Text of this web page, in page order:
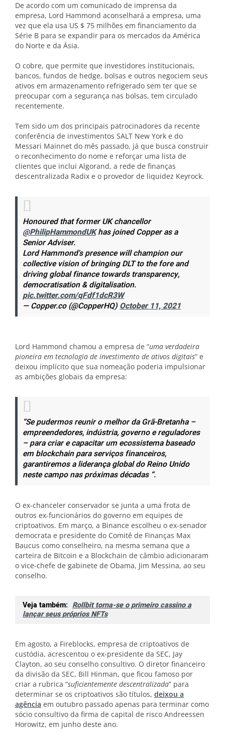
De acordo com um comunicado de imprensa da
empresa, Lord Hammond aconselhará a empresa, uma
vez que ela usa US $ 75 milhões em financiamento da
Série B para se expandir para os mercados da América
do Norte e da Ásia.
O cobre, que permite que investidores institucionais,
bancos, fundos de hedge, bolsas e outros negociem seus
ativos em armazenamento refrigerado sem ter que se
preocupar com a segurança nas bolsas, tem circulado
recentemente.
Tem sido um dos principais patrocinadores da recente
conferência de investimentos SALT New York e do
Messari Mainnet do mês passado, já que busca construir
o reconhecimento do nome e reforçar uma lista de
clientes que inclui Algorand, a rede de finanças
descentralizada Radix e o provedor de liquidez Keyrock.
Honoured that former UK chancellor
@PhilipHammondUKhas joined Copper as a
Senior Adviser.
Lord Hammond's presence will champion our
collective vision of bringing DLT to the fore and
driving global finance towards transparency,
democratisation & digitalisation.
pic.twitter.com/qFdf1dcR3W
— Copper.co (@CopperHQ)October 11, 2021
Lord Hammond chamou a empresa de “uma verdadeira
pioneira em tecnologia de investimento de ativos digitais” e
deixou implícito que sua nomeação poderia impulsionar
as ambições globais da empresa:
“Se pudermos reunir o melhor da Grã-Bretanha –
empreendedores, indústria, governo e reguladores
– para criar e capacitar um ecossistema baseado
em blockchain para serviços financeiros,
garantiremos a liderança global do Reino Unido
neste campo nas próximas décadas “.
O ex-chanceler conservador se junta a uma frota de
outros ex-funcionários do governo em equipes de
criptoativos. Em março, a Binance escolheu o ex-senador
democrata e presidente do Comitê de Finanças Max
Baucus como conselheiro, na mesma semana que a
carteira de Bitcoin e a Blockchain de câmbio adicionaram
o vice-chefe de gabinete de Obama, Jim Messina, ao seu
conselho.
Veja também: Rollbit torna-se o primeiro cassino a
lançar seus próprios NFTs
Em agosto, a Fireblocks, empresa de criptoativos de
custódia, acrescentou o ex-presidente da SEC, Jay
Clayton, ao seu conselho consultivo. O diretor financeiro
da divisão da SEC, Bill Hinman, que ficou famoso por
criar a rubrica “suficientemente descentralizada” para
determinar se os criptoativos são títulos, deixou a
agência em outubro passado apenas para terminar como
sócio consultivo da firma de capital de risco Andreessen
Horowitz, em junho deste ano.